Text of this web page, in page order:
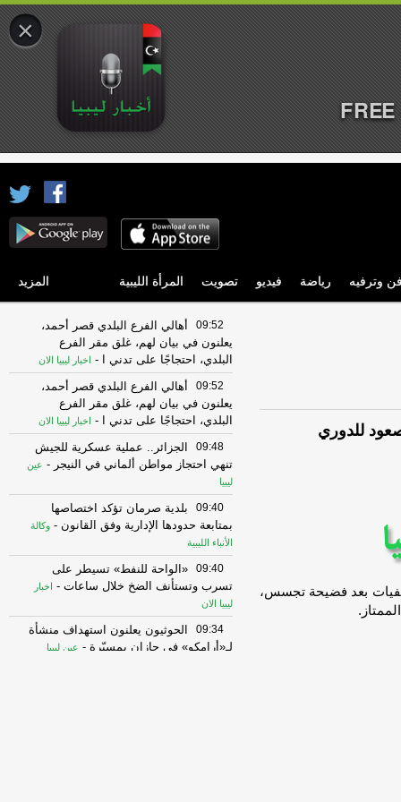
وترفيه رياضة فيديو تصويت المرأة الليبية المزيد
للدوري
بعد فضيحة تجسس،
09:52
أهالي الفرع البلدي قصر أحمد،
يعلنون في بيان لهم، غلق مقر الفرع
البلدي، احتجاجًا على تدني ا - اخبار ليبيا الان
09:52
أهالي الفرع البلدي قصر أحمد،
يعلنون في بيان لهم، غلق مقر الفرع
البلدي، احتجاجًا على تدني ا - اخبار ليبيا الان
09:48
الجزائر.. عملية عسكرية للجيش
تنهي احتجاز مواطن ألماني في النيجر - عين
ليبيا
09:40
بلدية صرمان تؤكد اختصاصها
بمتابعة حدودها الإدارية وفق القانون - وكالة
الأنباء الليبية
09:40
«الواحة للنفط» تسيطر على
تسرب وتستأنف الضخ خلال ساعات -
اخبار
ليبيا الان
09:34
الحوثيون يعلنون استهداف منشأة
لـ«أرامكو» في جازان بمسيّرة - عين ليبيا
×